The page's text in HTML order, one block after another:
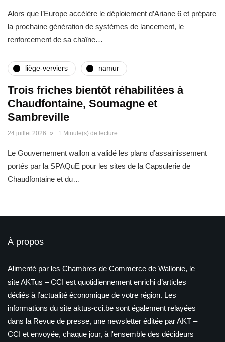
Alors que l’Europe accélère le déploiement d’Ariane 6 et prépare
la prochaine génération de systèmes de lancement, le
renforcement de sa chaîne…
liège-verviers namur
Trois friches bientôt réhabilitées à
Chaudfontaine, Soumagne et
Sambreville
24 juillet 2026 1 Minute(s) de lecture
Le Gouvernement wallon a validé les plans d’assainissement
portés par la SPAQuE pour les sites de la Capsulerie de
Chaudfontaine et du…
À propos
Alimenté par les Chambres de Commerce de Wallonie, le
site AKTus – CCI est quotidiennement enrichi d’articles
dédiés à l’actualité économique de votre région. Les
informations du site aktus-cci.be sont également relayées
dans la Revue de presse, une newsletter éditée par AKT –
CCI et envoyée, chaque jour, à l'ensemble des décideurs